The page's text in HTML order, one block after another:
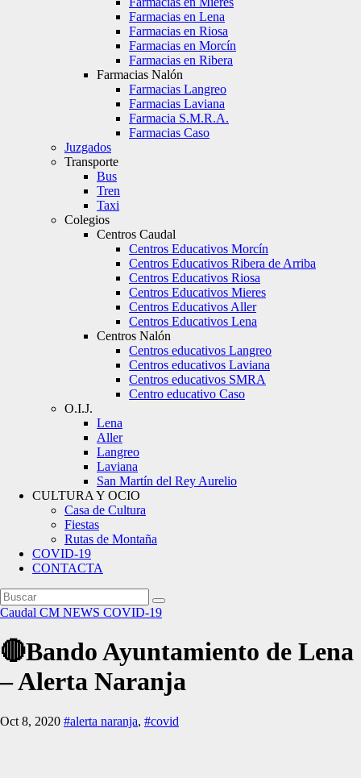
Farmacias en Lena
Farmacias en Riosa
Farmacias en Morcín
Farmacias en Ribera
Farmacias Nalón
Farmacias Langreo
Farmacias Laviana
Farmacia S.M.R.A.
Farmacias Caso
Juzgados
Transporte
Bus
Tren
Taxi
Colegios
Centros Caudal
Centros Educativos Morcín
Centros Educativos Ribera de Arriba
Centros Educativos Riosa
Centros Educativos Mieres
Centros Educativos Aller
Centros Educativos Lena
Centros Nalón
Centros educativos Langreo
Centros educativos Laviana
Centros educativos SMRA
Centro educativo Caso
O.I.J.
Lena
Aller
Langreo
Laviana
San Martín del Rey Aurelio
CULTURA Y OCIO
Casa de Cultura
Fiestas
Rutas de Montaña
COVID-19
CONTACTA
Caudal CM NEWS COVID-19
🔴Bando Ayuntamiento de Lena
– Alerta Naranja
Oct 8, 2020 #alerta naranja, #covid